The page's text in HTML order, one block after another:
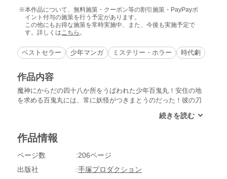
本作品について、無料施策・クーポン等の割引施策・PayPayポ
イント付与の施策を行う予定があります。
この他にもお得な施策を常時実施中、また、今後も実施予定で
す。詳しくはこちら 。
ベストセラー 少年マンガ ミステリー・ホラー 時代劇
作品内容
魔神にからだの四十八か所をうばわれた少年百鬼丸！安住の地
を求める百鬼丸には、常に妖怪がつきまとうのだった！彼の刀
作品情報
ページ数
206ページ
出版社
手塚プロダクション